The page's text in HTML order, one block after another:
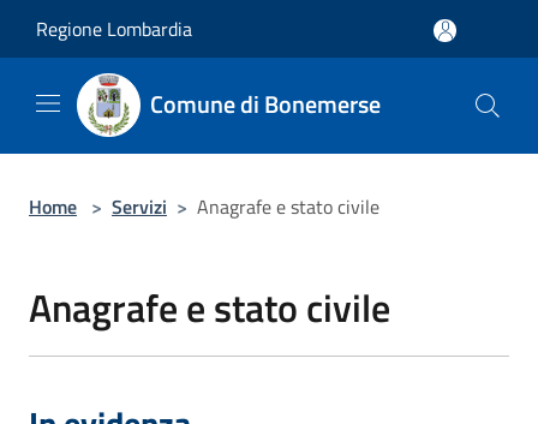
Regione Lombardia
Comune di Bonemerse
Home > Servizi > Anagrafe e stato civile
Anagrafe e stato civile